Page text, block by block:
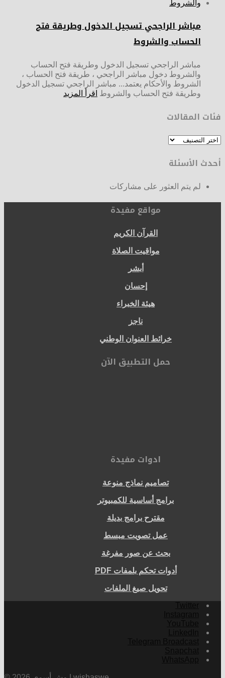
مباشر الراجحي تسجيل الدخول وطريقة فتح
الحساب والشروط
مباشر الراجحي تسجيل الدخول وطريقة فتح الحساب
والشروط دخول مباشر الراجحي ، طريقة فتح الحساب ،
الشروط والأحكام يعتمد... مباشر الراجحي تسجيل الدخول
وطريقة فتح الحساب والشروط اقرأ المزيد
فئات المقالات
فئات
أحدث الأسئلة
لم يتم العثور على مشاركات
مواقع مفيدة
القرآن الكريم
مواقيت الصلاة
أبشر
إحسان
هيئة الخبراء
ناجز
خرائط العنوان الوطني
حمل التطبيق الآن
ادوات مفيدة
تصاميم نماذج منوعة
برامج أساسية للكمبيوتر
مقترح برامج بديلة
عمل تصويت مبسط
بحث عن صور مفرغة
أدوات تحكم بلمفات PDF
تحويل صيغ الملفات